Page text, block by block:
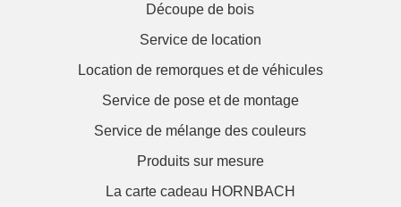
Découpe de bois
Service de location
Location de remorques et de véhicules
Service de pose et de montage
Service de mélange des couleurs
Produits sur mesure
La carte cadeau HORNBACH